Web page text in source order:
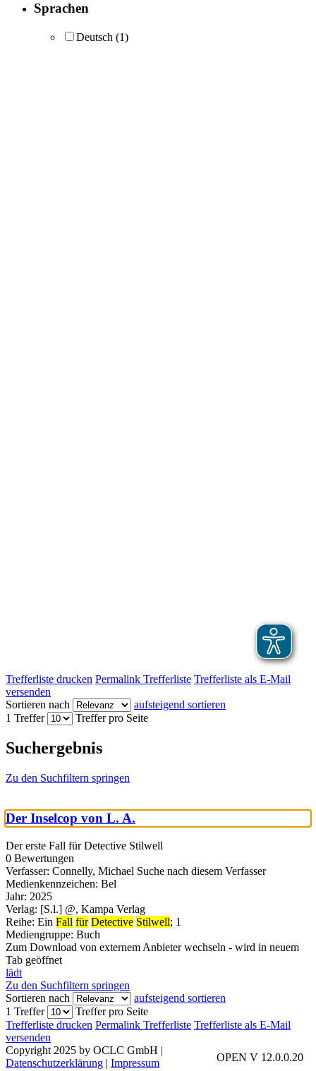
Sprachen
Deutsch (1)
Trefferliste drucken Permalink Trefferliste Trefferliste als E-Mail
versenden
Sortieren nach
aufsteigend sortieren
1 Treffer
Treffer pro Seite
Suchergebnis
Zu den Suchfiltern springen
Der Inselcop von L. A.
Der erste Fall für Detective Stilwell
0 Bewertungen
Verfasser: Connelly, Michael Suche nach diesem Verfasser
Medienkennzeichen: Bel
Jahr: 2025
Verlag: [S.l.] @, Kampa Verlag
Reihe: Ein Fall für Detective Stilwell; 1
Mediengruppe: Buch
Zum Download von externem Anbieter wechseln - wird in neuem
Tab geöffnet
lädt
Zu den Suchfiltern springen
Sortieren nach
aufsteigend sortieren
1 Treffer
Treffer pro Seite
Trefferliste drucken Permalink Trefferliste Trefferliste als E-Mail
versenden
OPEN V 12.0.0.20
Copyright 2025 by OCLC GmbH |
Datenschutzerklärung | Impressum